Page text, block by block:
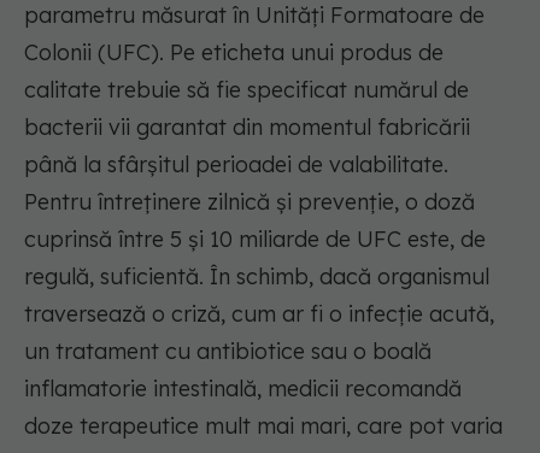
parametru măsurat în Unități Formatoare de
Colonii (UFC). Pe eticheta unui produs de
calitate trebuie să fie specificat numărul de
bacterii vii garantat din momentul fabricării
până la sfârșitul perioadei de valabilitate.
Pentru întreținere zilnică și prevenție, o doză
cuprinsă între 5 și 10 miliarde de UFC este, de
regulă, suficientă. În schimb, dacă organismul
traversează o criză, cum ar fi o infecție acută,
un tratament cu antibiotice sau o boală
inflamatorie intestinală, medicii recomandă
doze terapeutice mult mai mari, care pot varia